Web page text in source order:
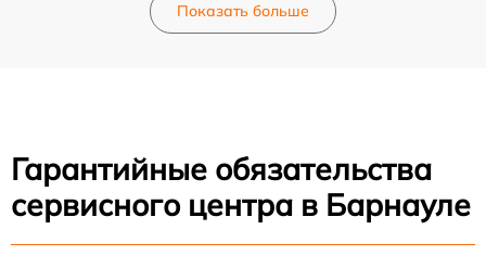
Показать больше
Гарантийные обязательства
сервисного центра в Барнауле